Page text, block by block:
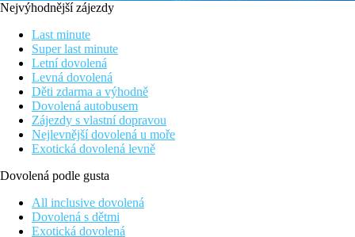
Příjemný resort nacházející se v malebné přímořské vesničce
venkovní bazény a využít můžete také SPA centrum v
kilometrů. Hotel je ideální volbou pro klidnou, relaxační
Vzdálenost
pláže: 350 m
letiště: 41 km Heraklion, 190 km Chania
centra: 0.3 km
nákupních možností: 150 m
Popis pokoje
Dvoulůžkový pokoj, Výhled do krajiny:
Nejvýhodnější zájezdy
Last minute
Super last minute
Letní dovolená
Levná dovolená
Děti zdarma a výhodně
Dovolená autobusem
Zájezdy s vlastní dopravou
Nejlevnější dovolená u moře
Exotická dovolená levně
Dovolená podle gusta
All inclusive dovolená
Dovolená s dětmi
Exotická dovolená